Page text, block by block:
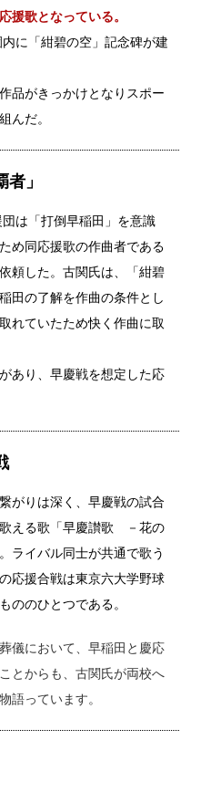
援歌となっている。
に「紺碧の空」記念碑が建
品がきっかけとなりスポー
んだ。
」
は「打倒早稲田」を意識
め同応援歌の作曲者である
頼した。古関氏は、「紺碧
田の了解を作曲の条件とし
れていたため快く作曲に取
あり、早慶戦を想定した応
がりは深く、早慶戦の試合
える歌「早慶讃歌 －花の
ライバル同士が共通で歌う
応援合戦は東京六大学野球
ののひとつである。
儀において、早稲田と慶応
とからも、古関氏が両校へ
語っています。